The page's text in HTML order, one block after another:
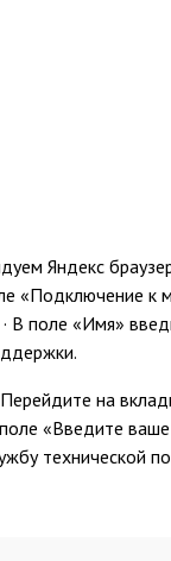
Яндекс
«Подключение к
· В поле «Имя»
на
«Введите
технической